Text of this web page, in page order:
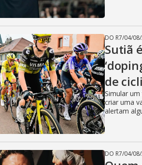
DO R7/04/
Sutiã
de
Simular
criar uma
alertam
DO R7/04/